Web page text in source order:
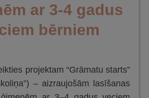
ar 3-4 gadus
bērniem
projektam “Grāmatu starts”
– aizraujošām lasīšanas